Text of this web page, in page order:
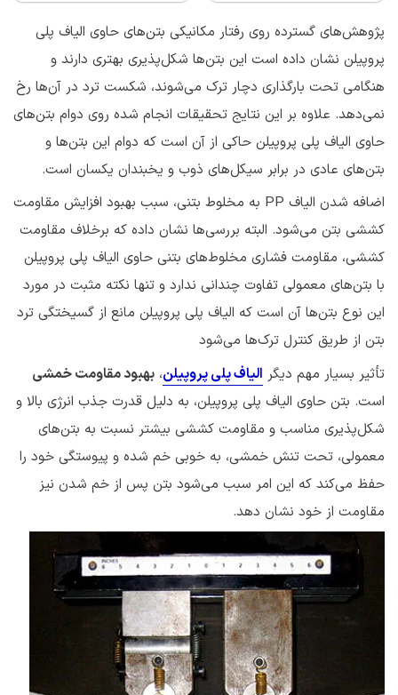
پژوهش‌های گسترده روی رفتار مکانیکی بتن‌های حاوی الیاف پلی
پروپیلن نشان داده است این بتن‌ها شکل‌پذیری بهتری دارند و
هنگامی تحت بارگذاری دچار ترک می‌شوند، شکست ترد در آن‌ها رخ
نمی‌دهد. علاوه بر این نتایج تحقیقات انجام شده روی دوام بتن‌های
حاوی الیاف پلی پروپیلن حاکی از آن است که دوام این بتن‌ها و
بتن‌های عادی در برابر سیکل‌های ذوب و یخبندان یکسان است.
اضافه شدن الیاف PP به مخلوط بتنی، سبب بهبود افزایش مقاومت
کششی بتن می‌شود. البته بررسی‌ها نشان داده که برخلاف مقاومت
کششی، مقاومت فشاری مخلوط‌های بتنی حاوی الیاف پلی پروپیلن
با بتن‌های معمولی تفاوت چندانی ندارد و تنها نکته مثبت در مورد
این نوع بتن‌ها آن است که الیاف پلی پروپیلن مانع از گسیختگی ترد
بتن از طریق کنترل ترک‌ها می‌شود
تأثیر بسیار مهم دیگر الیاف پلی پروپیلن، بهبود مقاومت خمشی
است. بتن حاوی الیاف پلی پروپیلن، به دلیل قدرت جذب انرژی بالا و
شکل‌پذیری مناسب و مقاومت کششی بیشتر نسبت به بتن‌های
معمولی، تحت تنش خمشی، به خوبی خم شده و پیوستگی خود را
حفظ می‌کند که این امر سبب می‌شود بتن پس از خم شدن نیز
مقاومت از خود نشان دهد.